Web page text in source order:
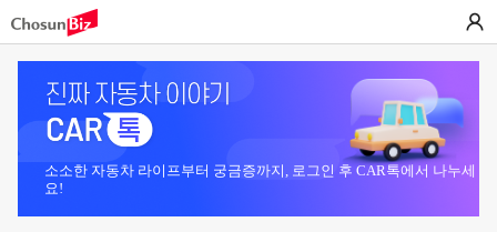
소소한 자동차 라이프부터 궁금증까지, 로그인 후 CAR톡에서 나누세
요!